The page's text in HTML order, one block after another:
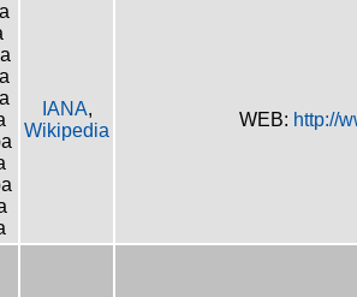
IANA,
Wikipedia
WEB: http://